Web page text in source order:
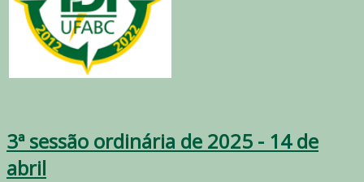
3ª sessão ordinária de 2025 - 14 de
abril